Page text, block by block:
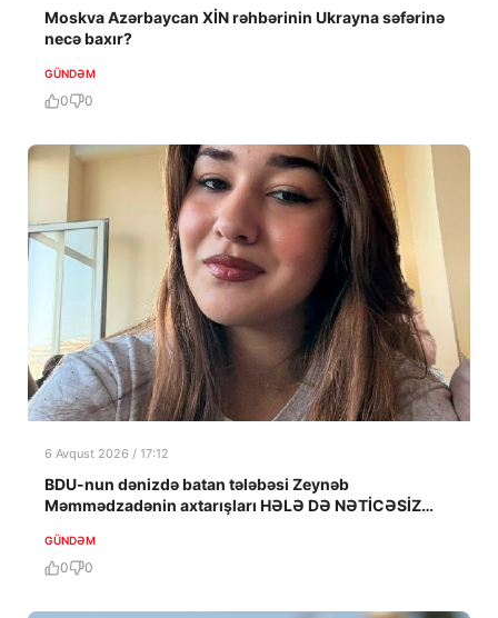
Moskva Azərbaycan XİN rəhbərinin Ukrayna səfərinə
necə baxır?
GÜNDƏM
0 0
6 Avqust 2026 / 17:12
BDU-nun dənizdə batan tələbəsi Zeynəb
Məmmədzadənin axtarışları HƏLƏ DƏ NƏTİCƏSİZ
GÜNDƏM
0 0